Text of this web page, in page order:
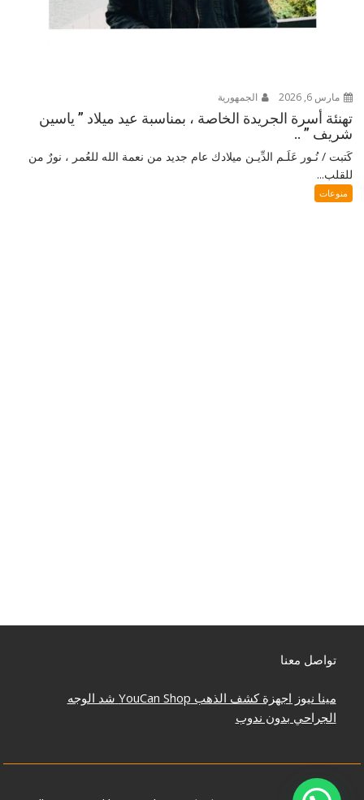
مارس 6, 2026 الجمهورية
تهنئة أسرة الجريدة الخاصة ، بمناسبة عيد ميلاد ” ياسين
شريف ” ..
كَتبت / نُـور عَلَـم الدِّيـن ميلادك عام جديد من نعمة الله للعُمر ، نورٌ من
للقلب...
منوعات
تواصل معنا
مينا نيوز اجهزة كشف الذهب YouCan Shop شد الوجه
الجراحي بدون ندوب